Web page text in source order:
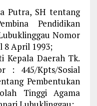
Putra, SH tentang
Pendidikan
Nomor
8 April 1993;
Kepala Daerah Tk.
: 445/Kpts/Sosial
Pembentukan
Tinggi Agama